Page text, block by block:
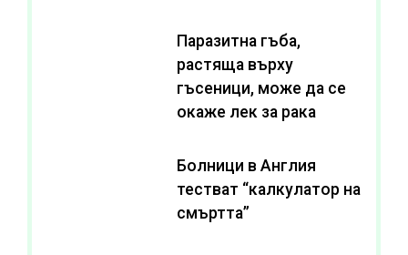
Паразитна гъба,
растяща върху
гъсеници, може да се
окаже лек за рака
Болници в Англия
тестват “калкулатор на
смъртта”